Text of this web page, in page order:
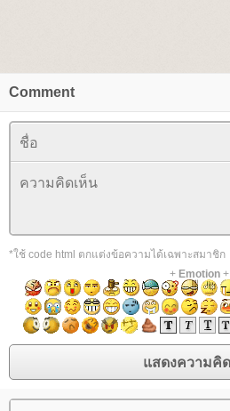
Comment
*ใช้ code html ตกแต่งข้อความได้เฉพาะสมาชิก
+ Emotion+